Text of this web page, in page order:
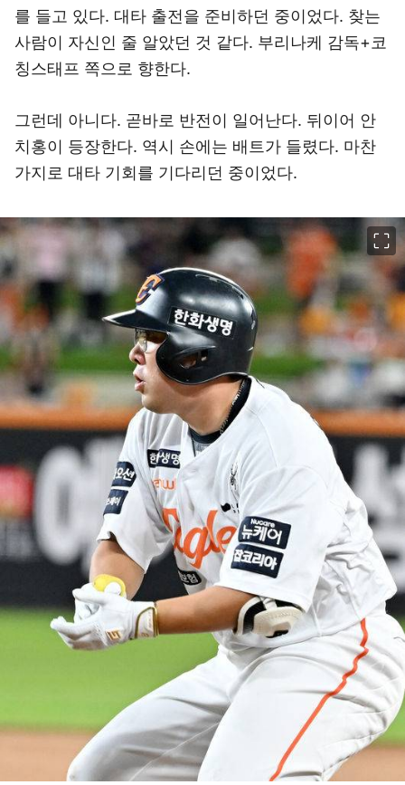
를 들고 있다. 대타 출전을 준비하던 중이었다. 찾는
사람이 자신인 줄 알았던 것 같다. 부리나케 감독+코
칭스태프 쪽으로 향한다.
그런데 아니다. 곧바로 반전이 일어난다. 뒤이어 안
치홍이 등장한다. 역시 손에는 배트가 들렸다. 마찬
가지로 대타 기회를 기다리던 중이었다.